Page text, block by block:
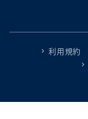
利用規約